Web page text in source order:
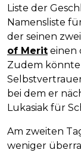
Liste der
Namensliste
der seinen
of Merit einen
Zudem
bei dem er
Lukasiak für
Am zweiten
weniger